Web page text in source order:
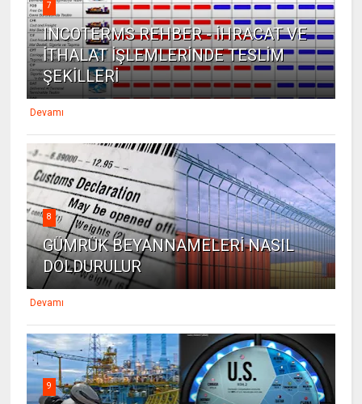
7
INCOTERMS REHBER - İHRACAT VE
İTHALAT İŞLEMLERİNDE TESLİM
ŞEKİLLERİ
Devamı
8
GÜMRÜK BEYANNAMELERİ NASIL
DOLDURULUR
Devamı
9